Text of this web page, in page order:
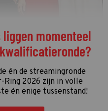
momenteel
én de streamingronde
Ring 2026 zijn in volle
én enige tussenstand!